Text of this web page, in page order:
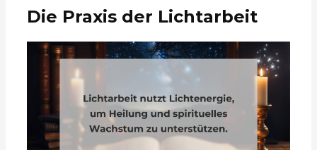
Die Praxis der Lichtarbeit